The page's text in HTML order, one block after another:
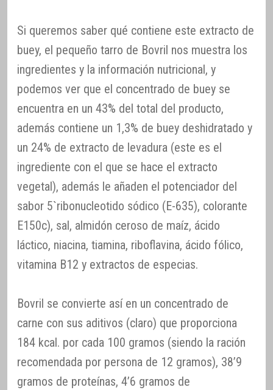
Si queremos saber qué contiene este extracto de
buey, el pequeño tarro de Bovril nos muestra los
ingredientes y la información nutricional, y
podemos ver que el concentrado de buey se
encuentra en un 43% del total del producto,
además contiene un 1,3% de buey deshidratado y
un 24% de extracto de levadura (este es el
ingrediente con el que se hace el extracto
vegetal), además le añaden el potenciador del
sabor 5`ribonucleotido sódico (E-635), colorante
E150c), sal, almidón ceroso de maíz, ácido
láctico, niacina, tiamina, riboflavina, ácido fólico,
vitamina B12 y extractos de especias.
Bovril se convierte así en un concentrado de
carne con sus aditivos (claro) que proporciona
184 kcal. por cada 100 gramos (siendo la ración
recomendada por persona de 12 gramos), 38’9
gramos de proteínas, 4’6 gramos de